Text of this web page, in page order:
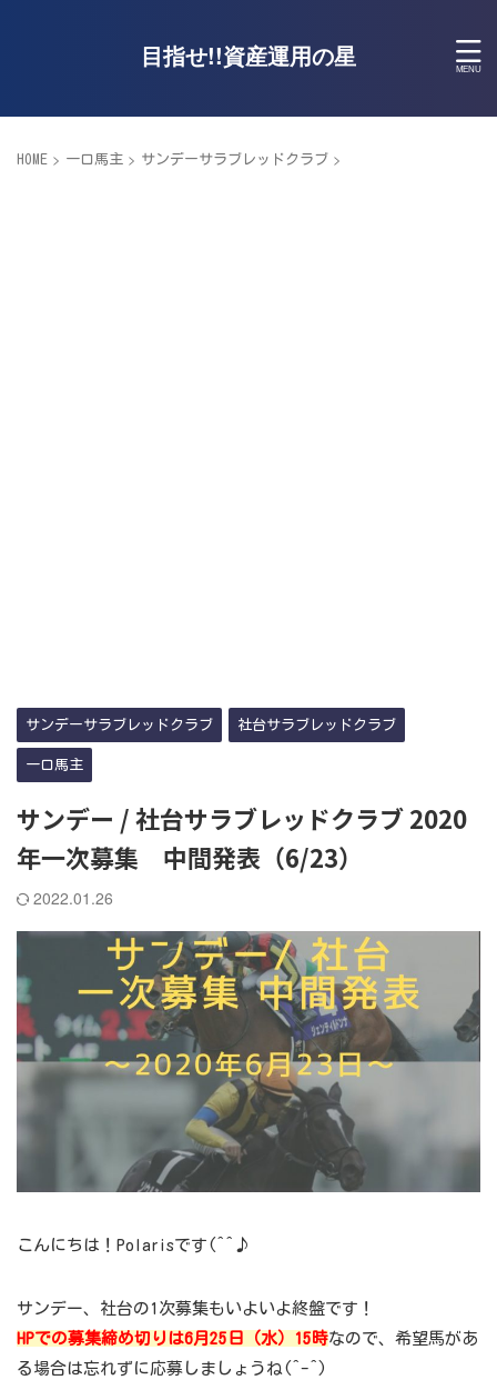
目指せ!!資産運用の星
HOME > 一口馬主 > サンデーサラブレッドクラブ >
サンデーサラブレッドクラブ 社台サラブレッドクラブ
一口馬主
サンデー / 社台サラブレッドクラブ 2020
年一次募集 中間発表（6/23）
2022.01.26
こんにちは！Polarisです(^^♪
サンデー、社台の1次募集もいよいよ終盤です！
HPでの募集締め切りは6月25日（水）15時なので、希望馬があ
る場合は忘れずに応募しましょうね(^-^)